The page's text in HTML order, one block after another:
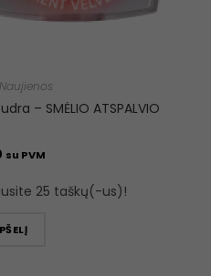
Naujienos
– SMĖLIO ATSPALVIO
su PVM
25 taškų(-us)!